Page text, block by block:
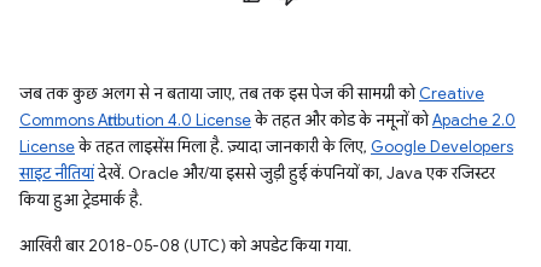
जब तक कुछ अलग से न बताया जाए, तब तक इस पेज की सामग्री कोCreative
Commons Attribution 4.0 Licenseके तहत और कोड के नमूनों कोApache 2.0
Licenseके तहत लाइसेंस मिला है. ज़्यादा जानकारी के लिए, Google Developers
साइट नीतियांदेखें. Oracle और/या इससे जुड़ी हुई कंपनियों का, Java एक रजिस्टर
किया हुआ ट्रेडमार्क है.
आखिरी बार 2018-05-08 (UTC) को अपडेट किया गया.